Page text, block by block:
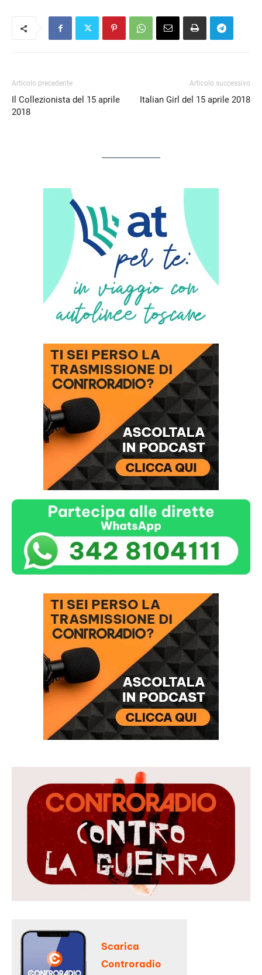
Articolo precedente
Il Collezionista del 15 aprile
2018
Articolo successivo
Italian Girl del 15 aprile 2018
Scarica
Controradio